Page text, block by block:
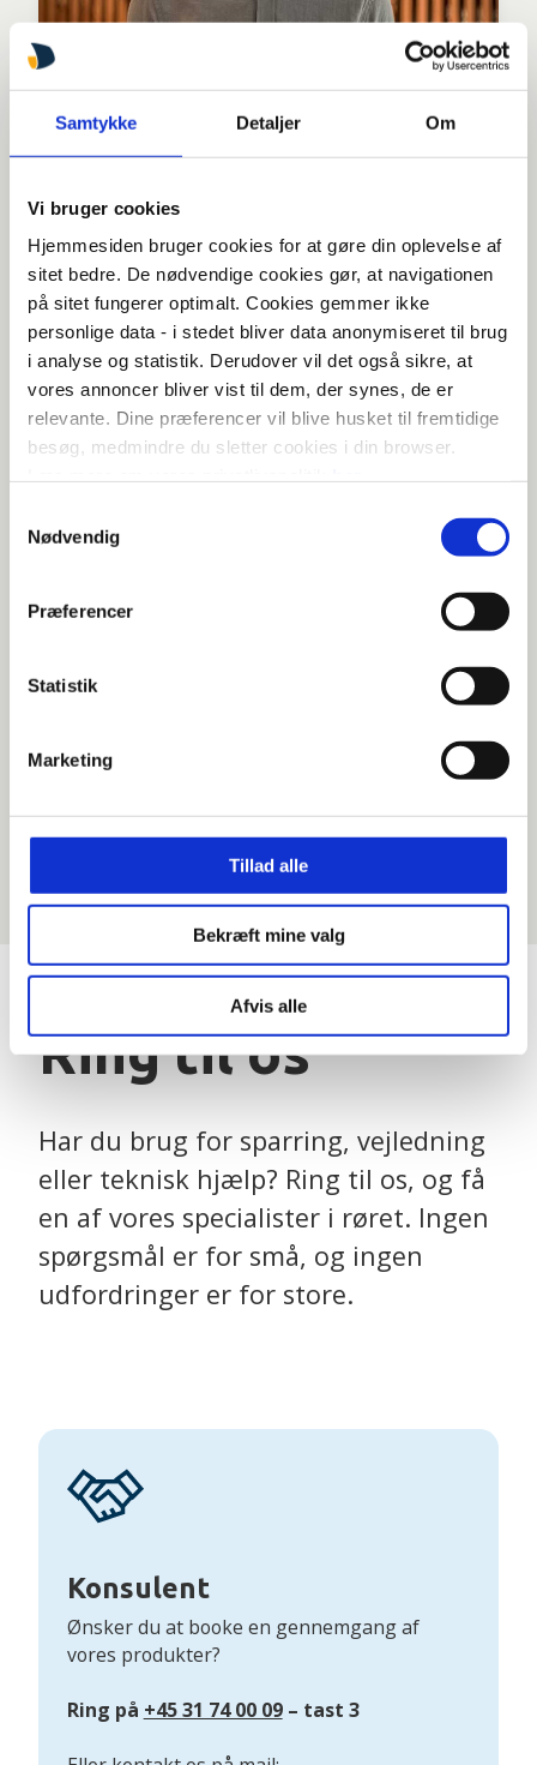
Samtykke Detaljer Om
Vi bruger cookies
Hjemmesiden bruger cookies for at gøre din oplevelse af
sitet bedre. De nødvendige cookies gør, at navigationen
på sitet fungerer optimalt. Cookies gemmer ikke
personlige data - i stedet bliver data anonymiseret til brug
i analyse og statistik. Derudover vil det også sikre, at
vores annoncer bliver vist til dem, der synes, de er
relevante. Dine præferencer vil blive husket til fremtidige
besøg, medmindre du sletter cookies i din browser.
Nødvendig
Præferencer
Statistik
Marketing
Tillad alle
Bekræft mine valg
Afvis alle
Tor Guldager
Customer Success Consultant
Ring til os
Har du brug for sparring, vejledning
eller teknisk hjælp? Ring til os, og få
en af vores specialister i røret. Ingen
spørgsmål er for små, og ingen
udfordringer er for store.
Konsulent
Ønsker du at booke en gennemgang af
vores produkter?
Ring på +45 31 74 00 09– tast 3